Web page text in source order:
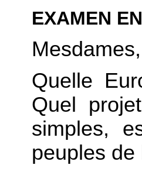
EXAMEN
Quelle
Quel
simples,
peuples